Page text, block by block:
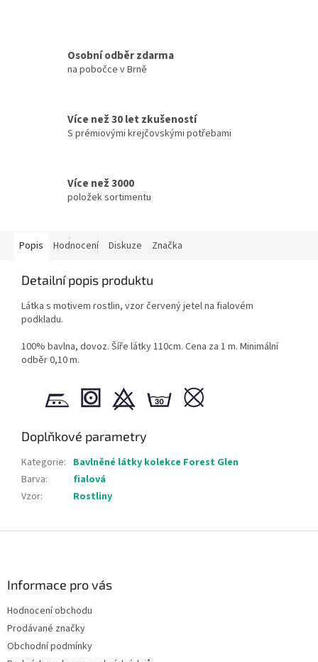
Osobní odběr zdarma
na pobočce v Brně
Více než 30 let zkušeností
S prémiovými krejčovskými potřebami
Více než 3000
položek sortimentu
Popis Hodnocení Diskuze Značka
Detailní popis produktu
Látka s motivem rostlin, vzor červený jetel na fialovém
podkladu.
100% bavlna, dovoz. Šíře látky 110cm. Cena za 1 m. Minimální
odběr 0,10 m.
Doplňkové parametry
Kategorie: Bavlněné látky kolekce Forest Glen
Barva:
fialová
Vzor: Rostliny
Informace pro vás
Hodnocení obchodu
Prodávané značky
Obchodní podmínky